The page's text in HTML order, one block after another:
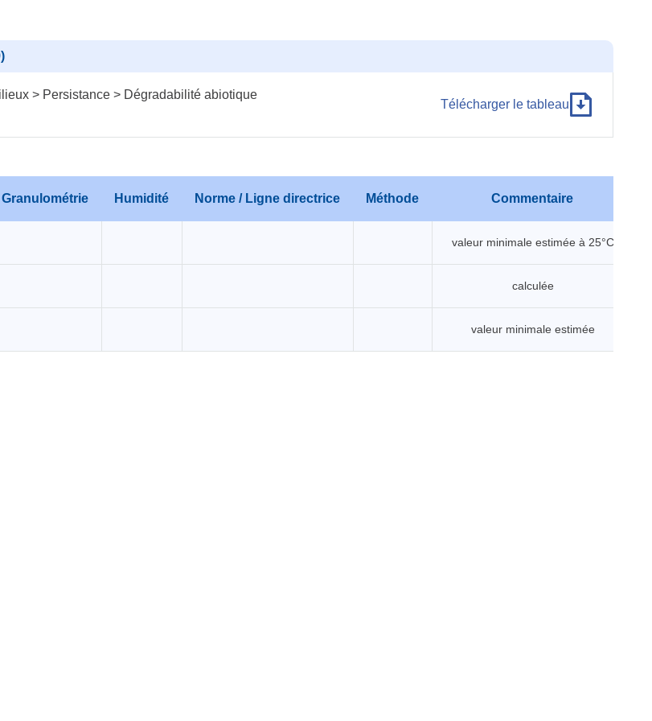
> Persistance > Dégradabilité abiotique
Télécharger le tableau
Granulométrie Humidité Norme / Ligne directrice Méthode Commentaire
valeur minimale estimée à 25°C
calculée
valeur minimale estimée